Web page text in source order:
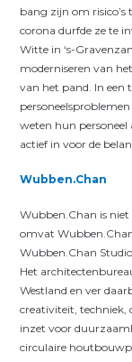
bang zijn om risico’s
corona durfde ze te
Witte in ‘s-
moderniseren van
van het pand. In een
weten hun
actief in voor de
Wubben.Chan
Wubben.Chan is
omvat
Wubben.Chan
Het
Westland en ver
creativiteit, techniek,
inzet voor
circulaire